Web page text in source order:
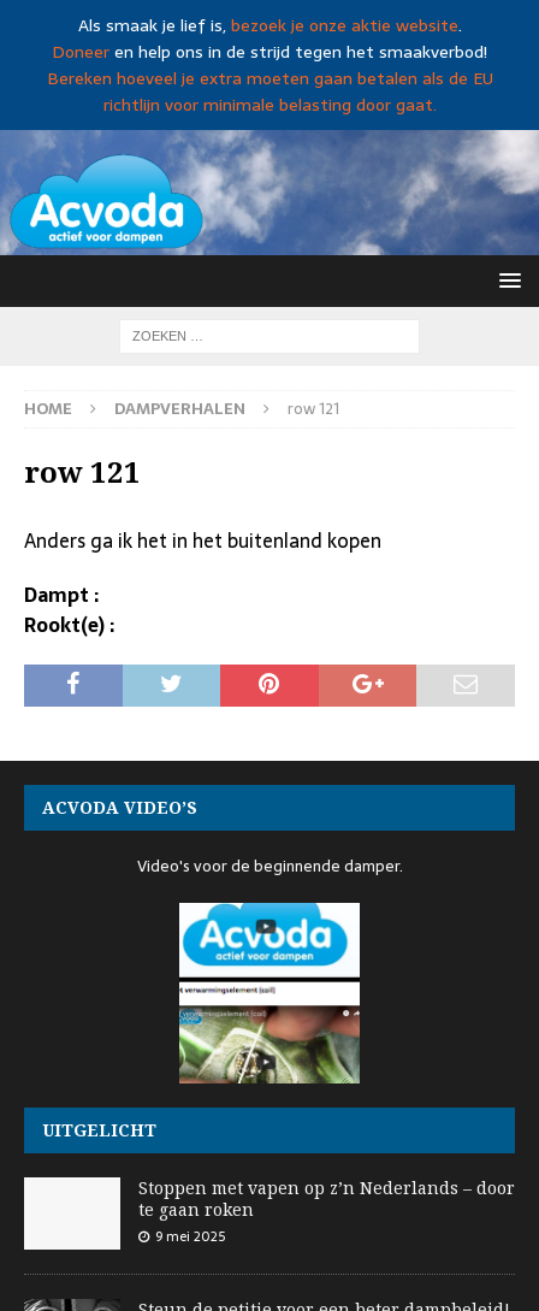
Als smaak je lief is,bezoek je onze aktie website.
Doneeren help ons in de strijd tegen het smaakverbod!
Bereken hoeveel je extra moeten gaan betalen als de EU
richtlijn voor minimale belasting door gaat.
HOME DAMPVERHALEN row 121
row 121
Anders ga ik het in het buitenland kopen
Dampt :
Rookt(e) :
ACVODA VIDEO’S
Video's voor de beginnende damper.
UITGELICHT
Stoppen met vapen op z’n Nederlands – door
te gaan roken
9 mei 2025